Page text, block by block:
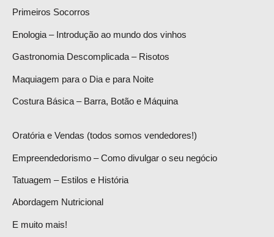
Primeiros Socorros
Enologia – Introdução ao mundo dos vinhos
Gastronomia Descomplicada – Risotos
Maquiagem para o Dia e para Noite
Costura Básica – Barra, Botão e Máquina
Oratória e Vendas (todos somos vendedores!)
Empreendedorismo – Como divulgar o seu negócio
Tatuagem – Estilos e História
Abordagem Nutricional
E muito mais!